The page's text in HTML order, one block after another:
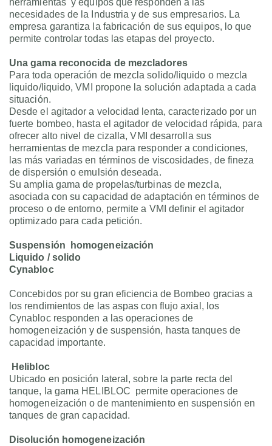
herramientas y equipos que responden a las
necesidades de la Industria y de sus empresarios. La
empresa garantiza la fabricación de sus equipos, lo que
permite controlar todas las etapas del proyecto.
Una gama reconocida de mezcladores
Para toda operación de mezcla solido/liquido o mezcla
liquido/liquido, VMI propone la solución adaptada a cada
situación.
Desde el agitador a velocidad lenta, caracterizado por un
fuerte bombeo, hasta el agitador de velocidad rápida, para
ofrecer alto nivel de cizalla, VMI desarrolla sus
herramientas de mezcla para responder a condiciones,
las más variadas en términos de viscosidades, de fineza
de dispersión o emulsión deseada.
Su amplia gama de propelas/turbinas de mezcla,
asociada con su capacidad de adaptación en términos de
proceso o de entorno, permite a VMI definir el agitador
optimizado para cada petición.
Suspensión homogeneización
Liquido / solido
Cynabloc
Concebidos por su gran eficiencia de Bombeo gracias a
los rendimientos de las aspas con flujo axial, los
Cynabloc responden a las operaciones de
homogeneización y de suspensión, hasta tanques de
capacidad importante.
Helibloc
Ubicado en posición lateral, sobre la parte recta del
tanque, la gama HELIBLOC permite operaciones de
homogeneización o de mantenimiento en suspensión en
tanques de gran capacidad.
Disolución homogeneización